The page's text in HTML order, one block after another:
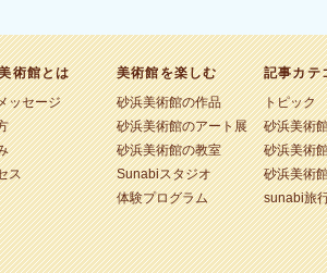
術館とは
ッセージ
ス
美術館を楽しむ
砂浜美術館の作品
砂浜美術館のアート展
砂浜美術館の教室
Sunabiスタジオ
体験プログラム
記事カテ
トピック
砂浜美術
砂浜美術
砂浜美術
sunabi旅